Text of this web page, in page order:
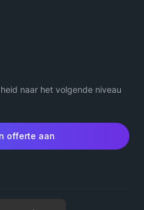
naar het volgende niveau
offerte aan